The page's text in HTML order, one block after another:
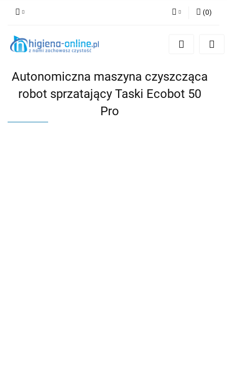
Zaloguj się
(0)
Autonomiczna maszyna czyszcząca
robot sprzatający Taski Ecobot 50
Pro